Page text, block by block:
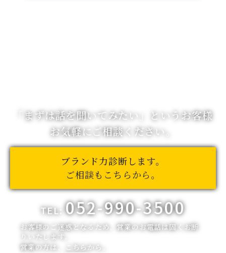
「まずは話を聞いてみたい」
というお客様
お気軽にご相談ください。
ブランド力診断します。
ご相談もこちらから。
TEL:052-990-3500
お客様のご迷惑となるため、営業のお電話は固くお断
りいたします。
営業の方は、
こちらから。